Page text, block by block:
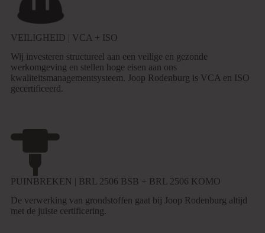
VEILIGHEID | VCA + ISO
Wij investeren structureel aan een veilige en gezonde
werkomgeving en stellen hoge eisen aan ons
kwaliteitsmanagementsysteem. Joop Rodenburg is VCA en ISO
gecertificeerd.
PUINBREKEN | BRL 2506 BSB + BRL 2506 KOMO
De verwerking van grondstoffen gaat bij Joop Rodenburg altijd
met de juiste certificering.